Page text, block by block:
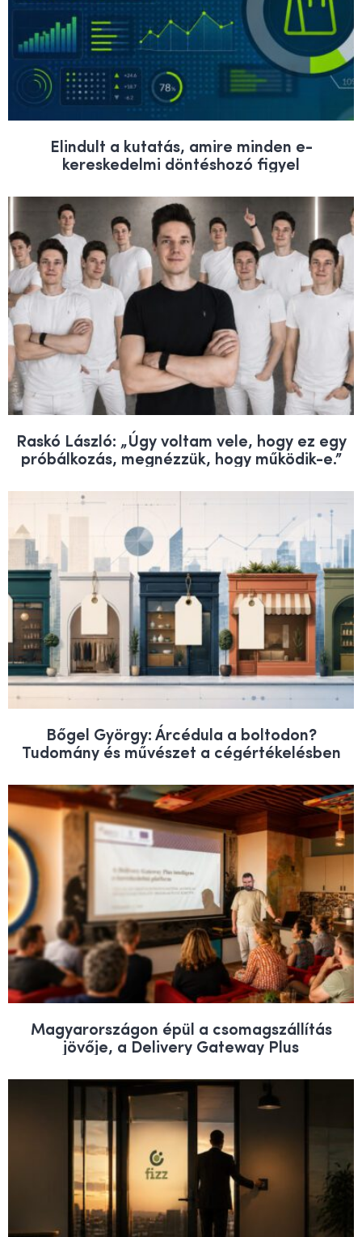
Elindult a kutatás, amire minden e-
kereskedelmi döntéshozó figyel
Raskó László: „Úgy voltam vele, hogy ez egy
próbálkozás, megnézzük, hogy működik-e.”
Bőgel György: Árcédula a boltodon?
Tudomány és művészet a cégértékelésben
Magyarországon épül a csomagszállítás
jövője, a Delivery Gateway Plus